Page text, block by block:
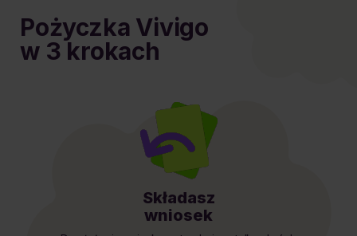
Pożyczka Vivigo
w 3 krokach
Składasz
wniosek